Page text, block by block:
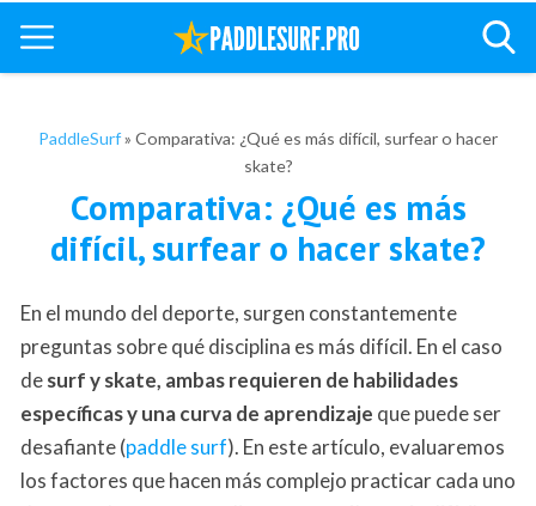
PaddleSurf» Comparativa: ¿Qué es más difícil, surfear o hacer
skate?
Comparativa: ¿Qué es más
difícil, surfear o hacer skate?
En el mundo del deporte, surgen constantemente
preguntas sobre qué disciplina es más difícil. En el caso
desurf y skate, ambas requieren de habilidades
específicas y una curva de aprendizaje que puede ser
desafiante (paddle surf). En este artículo, evaluaremos
los factores que hacen más complejo practicar cada uno